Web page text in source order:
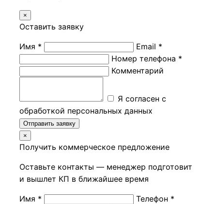
×
Оставить заявку
Имя *
Email *
Номер телефона *
Комментарий
Я согласен с
обработкой персональных данных
Отправить заявку
×
Получить коммерческое предложение
Оставьте контакты — менеджер подготовит
и вышлет КП в ближайшее время
Имя *
Телефон *